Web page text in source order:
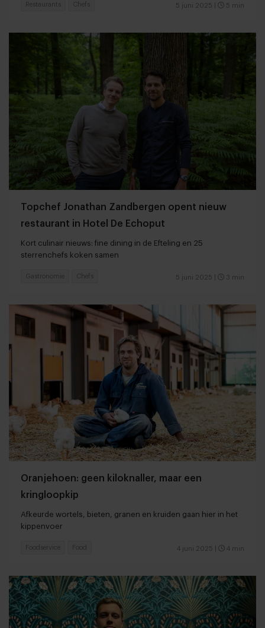
5 juni 2025 5 min
Restaurants Chefs
Topchef Jonathan Zandbergen opent nieuw
restaurant in Hotel De Echoput
Kort culinair nieuws: fine dining in de Efteling en 25
sterrenchefs koken samen
5 juni 2025 3 min
Gastronomie Chefs
Oranjehoen: geen kiloknaller, maar een
kringloopkip
Afkeurde wortels, bieten, granen en kruiden gaan hier in het
kippenvoer
4 juni 2025 4 min
Foodservice Food